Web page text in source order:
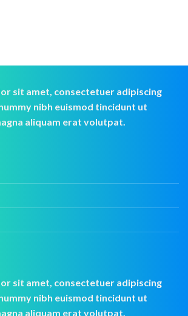
sit amet, consectetuer adipiscing
nibh euismod tincidunt ut
aliquam erat volutpat.
sit amet, consectetuer adipiscing
nibh euismod tincidunt ut
aliquam erat volutpat.